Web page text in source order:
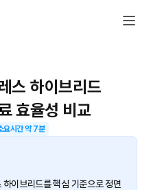
스 하이브리드
효율성 비교
요시간 약7분
이브리드를 핵심 기준으로 정면